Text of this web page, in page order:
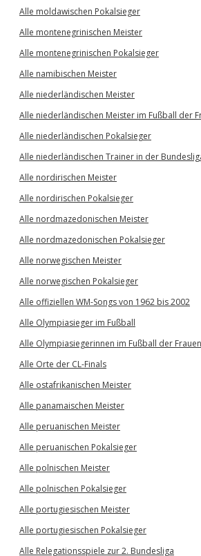
Alle moldawischen Pokalsieger
Alle montenegrinischen Meister
Alle montenegrinischen Pokalsieger
Alle namibischen Meister
Alle niederländischen Meister
Alle niederländischen Meister im Fußball der
Alle niederländischen Pokalsieger
Alle niederländischen Trainer in der
Alle nordirischen Meister
Alle nordirischen Pokalsieger
Alle nordmazedonischen Meister
Alle nordmazedonischen Pokalsieger
Alle norwegischen Meister
Alle norwegischen Pokalsieger
Alle offiziellen WM-Songs von 1962 bis 2002
Alle Olympiasieger im Fußball
Alle Olympiasiegerinnen im Fußball der Frauen
Alle Orte der CL-Finals
Alle ostafrikanischen Meister
Alle panamaischen Meister
Alle peruanischen Meister
Alle peruanischen Pokalsieger
Alle polnischen Meister
Alle polnischen Pokalsieger
Alle portugiesischen Meister
Alle portugiesischen Pokalsieger
Alle Relegationsspiele zur 2. Bundesliga